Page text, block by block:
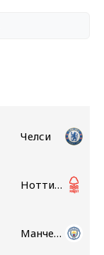
Челси
Ноттингем Форест
Манчестер Сити